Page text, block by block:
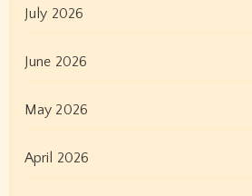
July 2026
June 2026
May 2026
April 2026